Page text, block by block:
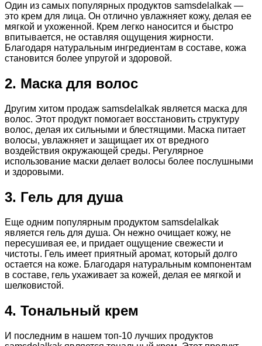
Один из самых популярных продуктов samsdelalkak —
это крем для лица. Он отлично увлажняет кожу, делая ее
мягкой и ухоженной. Крем легко наносится и быстро
впитывается, не оставляя ощущения жирности.
Благодаря натуральным ингредиентам в составе, кожа
становится более упругой и здоровой.
2. Маска для волос
Другим хитом продаж samsdelalkak является маска для
волос. Этот продукт помогает восстановить структуру
волос, делая их сильными и блестящими. Маска питает
волосы, увлажняет и защищает их от вредного
воздействия окружающей среды. Регулярное
использование маски делает волосы более послушными
и здоровыми.
3. Гель для душа
Еще одним популярным продуктом samsdelalkak
является гель для душа. Он нежно очищает кожу, не
пересушивая ее, и придает ощущение свежести и
чистоты. Гель имеет приятный аромат, который долго
остается на коже. Благодаря натуральным компонентам
в составе, гель ухаживает за кожей, делая ее мягкой и
шелковистой.
4. Тональный крем
И последним в нашем топ-10 лучших продуктов